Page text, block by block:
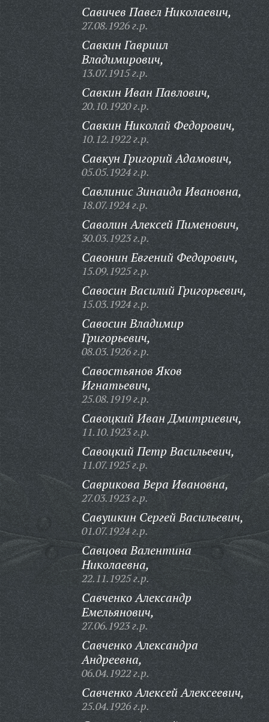
Савичев Павел Николаевич,
27.08.1926 г.р.
Савкин Гавриил
Владимирович,
13.07.1915 г.р.
Савкин Иван Павлович,
20.10.1920 г.р.
Савкин Николай Федорович,
10.12.1922 г.р.
Савкун Григорий Адамович,
05.05.1924 г.р.
Савлинис Зинаида Ивановна,
18.07.1924 г.р.
Саволин Алексей Пименович,
30.03.1923 г.р.
Савонин Евгений Федорович,
15.09.1925 г.р.
Савосин Василий Григорьевич,
15.03.1924 г.р.
Савосин Владимир
Григорьевич,
08.03.1926 г.р.
Савостьянов Яков
Игнатьевич,
25.08.1919 г.р.
Савоцкий Иван Дмитриевич,
11.10.1923 г.р.
Савоцкий Петр Васильевич,
11.07.1925 г.р.
Саврикова Вера Ивановна,
27.03.1923 г.р.
Савушкин Сергей Васильевич,
01.07.1924 г.р.
Савцова Валентина
Николаевна,
22.11.1925 г.р.
Савченко Александр
Емельянович,
27.06.1923 г.р.
Савченко Александра
Андреевна,
06.04.1922 г.р.
Савченко Алексей Алексеевич,
25.04.1926 г.р.